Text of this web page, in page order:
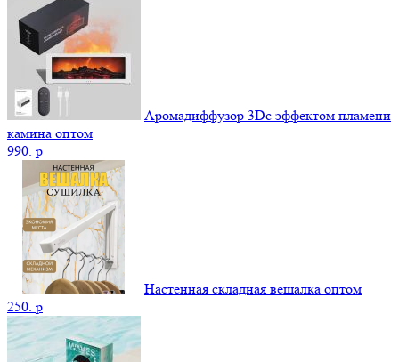
Аромадиффузор 3Dс эффектом пламени
камина оптом
990. p
Настенная складная вешалка оптом
250. p